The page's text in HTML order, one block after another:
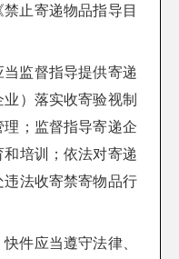
止寄递物品指导目
监督指导提供寄递
）落实收寄验视制
；监督指导寄递企
培训；依法对寄递
法收寄禁寄物品行
件应当遵守法律、